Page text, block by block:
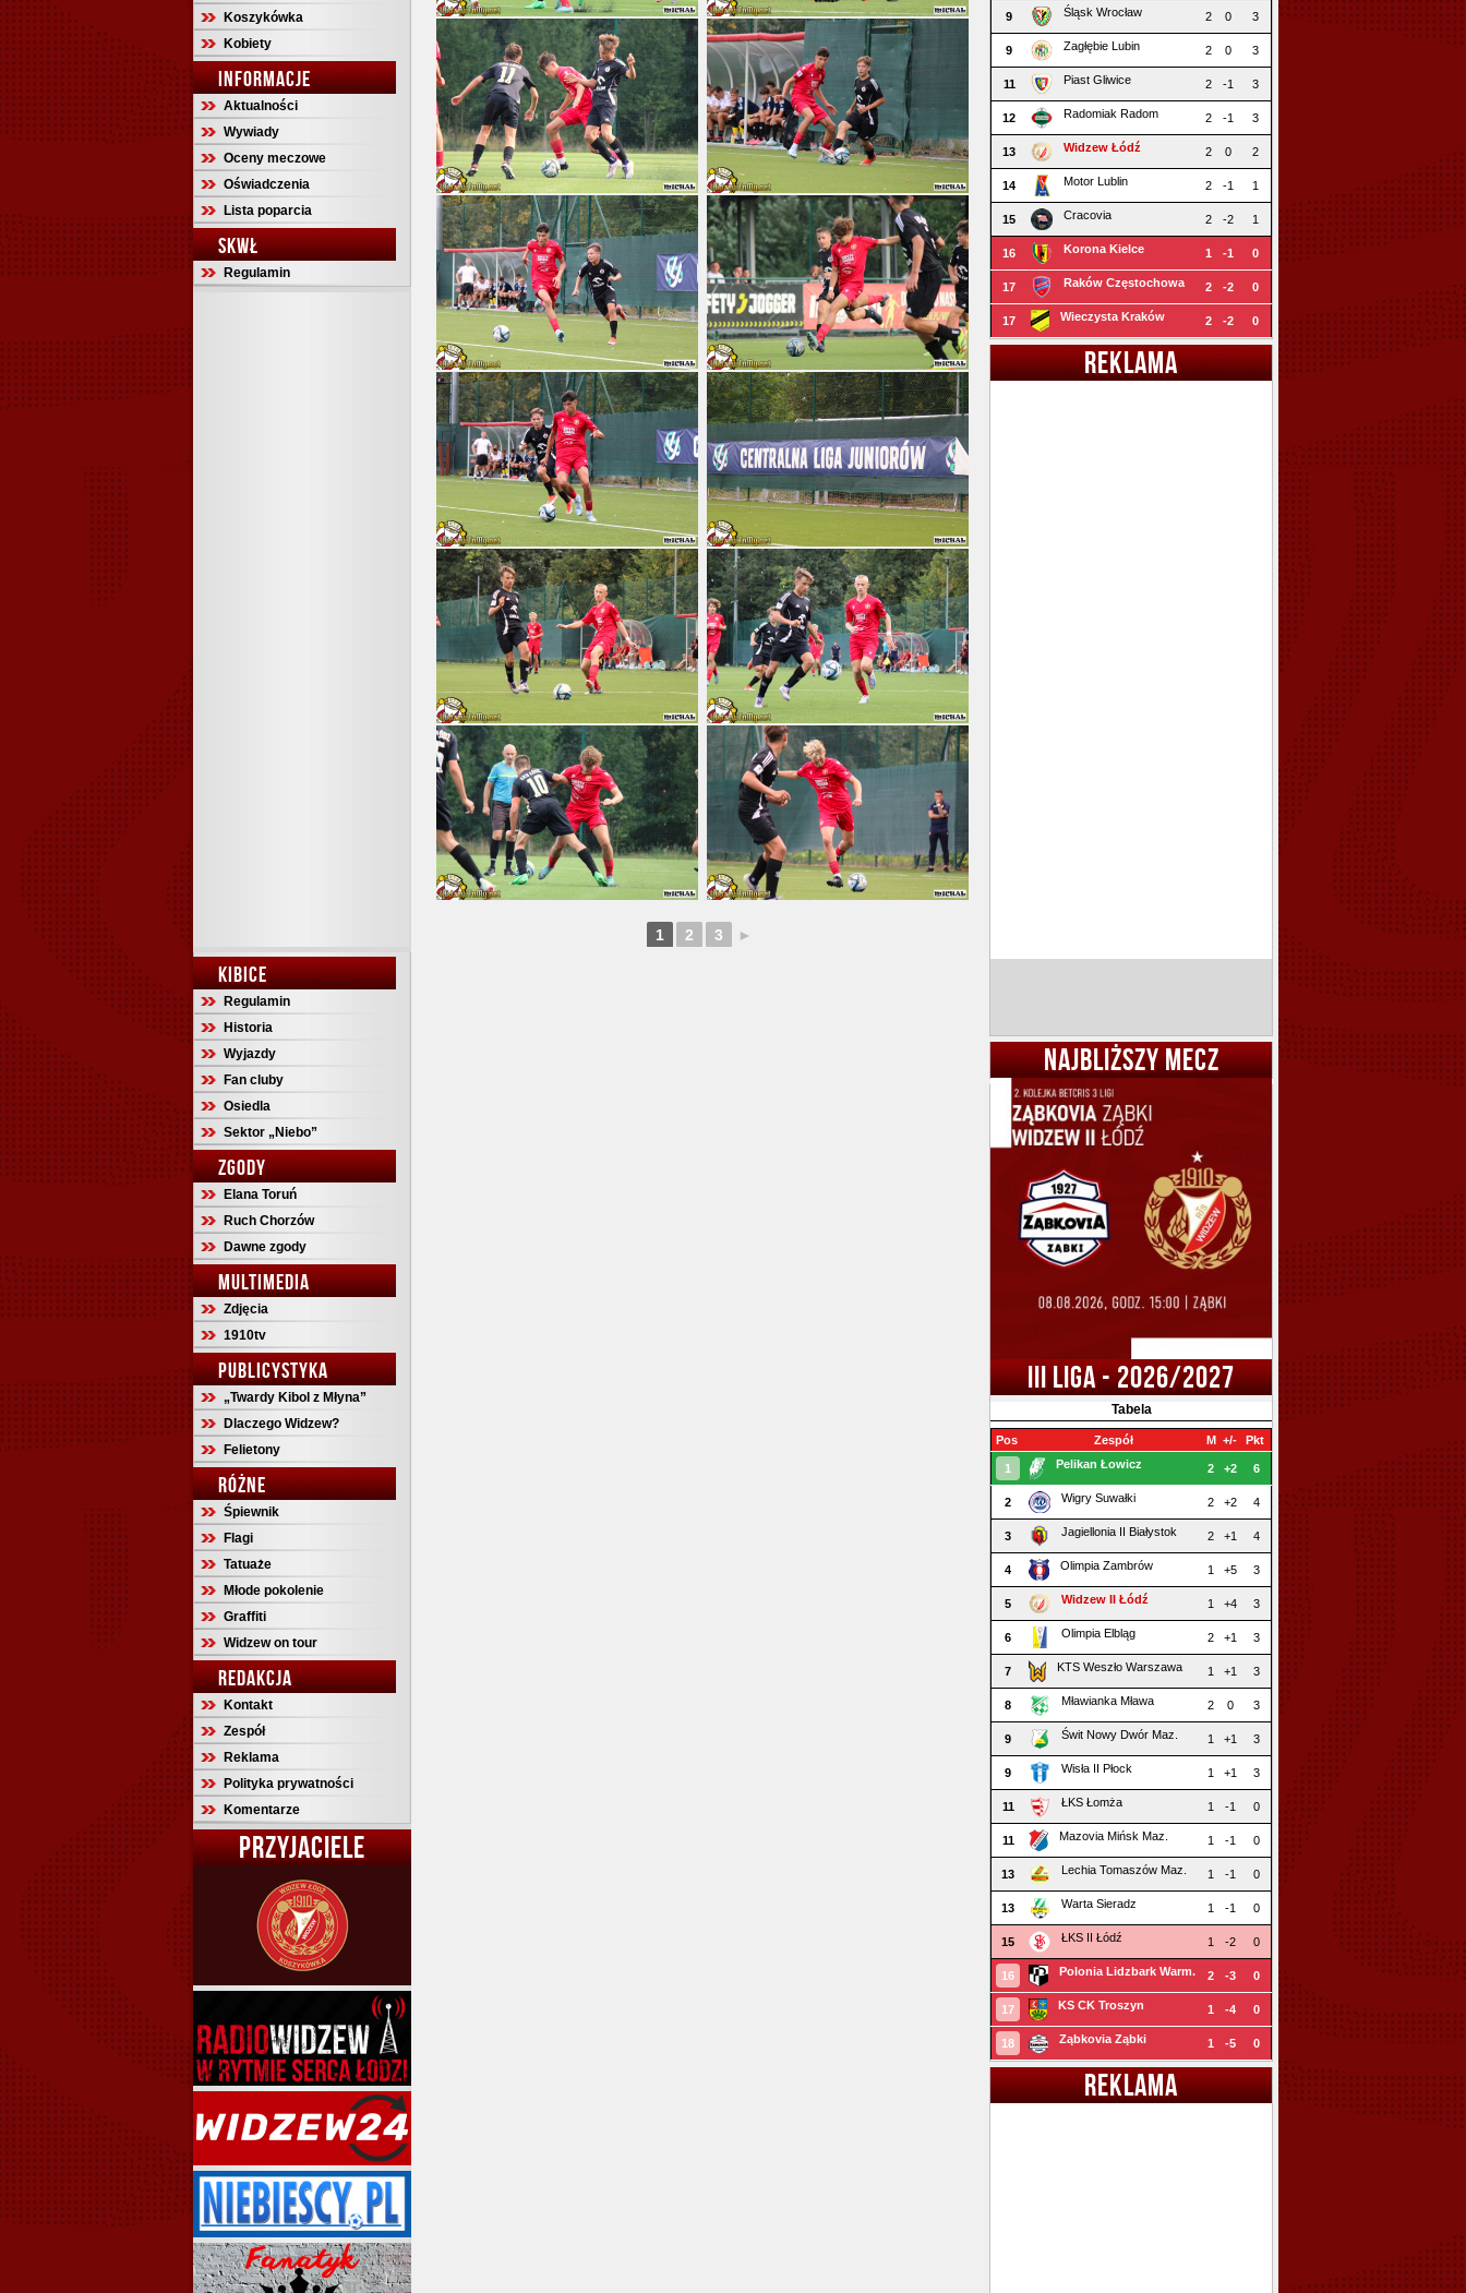
Koszykówka
Kobiety
INFORMACJE
Aktualności
Wywiady
Oceny meczowe
Oświadczenia
Lista poparcia
SKWŁ
Regulamin
KIBICE
Regulamin
Historia
Wyjazdy
Fan cluby
Osiedla
Sektor „Niebo”
ZGODY
Elana Toruń
Ruch Chorzów
Dawne zgody
MULTIMEDIA
Zdjęcia
1910tv
PUBLICYSTYKA
„Twardy Kibol z Młyna”
Dlaczego Widzew?
Felietony
RÓŻNE
Śpiewnik
Flagi
Tatuaże
Młode pokolenie
Graffiti
Widzew on tour
REDAKCJA
Kontakt
Zespół
Reklama
Polityka prywatności
Komentarze
PRZYJACIELE
1 2 3 ►
9 Śląsk Wrocław 2 0 3
9 Zagłębie Lubin 2 0 3
11 Piast Gliwice 2 -1 3
12 Radomiak Radom 2 -1 3
13 Widzew Łódź 2 0 2
14 Motor Lublin 2 -1 1
15 Cracovia 2 -2 1
16 Korona Kielce 1 -1 0
17 Raków Częstochowa 2 -2 0
17 Wieczysta Kraków 2 -2 0
REKLAMA
NAJBLIŻSZY MECZ
III LIGA - 2026/2027
Tabela
Pos Zespół M +/- Pkt
1 Pelikan Łowicz 2 +2 6
2 Wigry Suwałki 2 +2 4
3 Jagiellonia II Białystok 2 +1 4
4 Olimpia Zambrów 1 +5 3
5 Widzew II Łódź 1 +4 3
6 Olimpia Elbląg 2 +1 3
7 KTS Weszło Warszawa 1 +1 3
8 Mławianka Mława 2 0 3
9 Świt Nowy Dwór Maz. 1 +1 3
9 Wisła II Płock 1 +1 3
11 ŁKS Łomża 1 -1 0
11 Mazovia Mińsk Maz. 1 -1 0
13 Lechia Tomaszów Maz. 1 -1 0
13 Warta Sieradz 1 -1 0
15 ŁKS II Łódź 1 -2 0
16 Polonia Lidzbark Warm. 2 -3 0
17 KS CK Troszyn 1 -4 0
18 Ząbkovia Ząbki 1 -5 0
REKLAMA